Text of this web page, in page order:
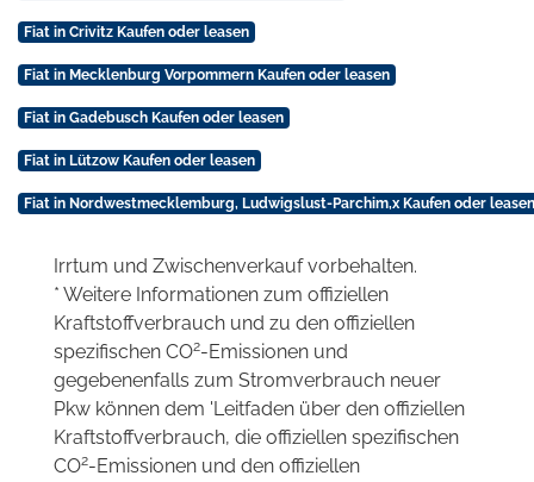
Fiat in Crivitz Kaufen oder leasen
Fiat in Mecklenburg Vorpommern Kaufen oder leasen
Fiat in Gadebusch Kaufen oder leasen
Fiat in Lützow Kaufen oder leasen
Fiat in Nordwestmecklemburg, Ludwigslust-Parchim,x Kaufen oder leasen
Irrtum und Zwischenverkauf vorbehalten.
* Weitere Informationen zum offiziellen
Kraftstoffverbrauch und zu den offiziellen
spezifischen CO2-Emissionen und
gegebenenfalls zum Stromverbrauch neuer
Pkw können dem 'Leitfaden über den offiziellen
Kraftstoffverbrauch, die offiziellen spezifischen
CO2-Emissionen und den offiziellen